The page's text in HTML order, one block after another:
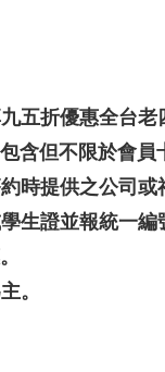
五折優惠全台
含但不限於會員
時提供之公司或
生證並報統一
。